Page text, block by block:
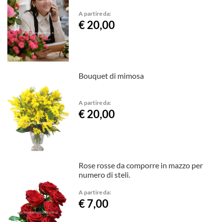
A partire da:
€ 20,00
Bouquet di mimosa
A partire da:
€ 20,00
Rose rosse da comporre in mazzo per
numero di steli.
A partire da:
€ 7,00